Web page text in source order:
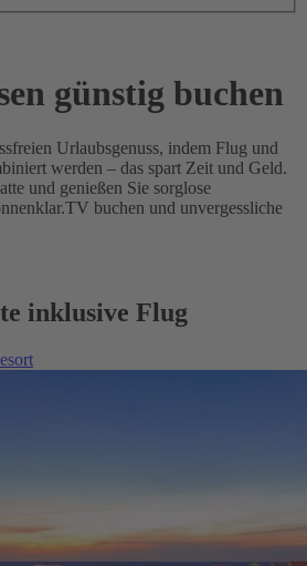
günstig buchen
Urlaubsgenuss, indem Flug und
werden – das spart Zeit und Geld.
und genießen Sie sorglose
buchen und unvergessliche
inklusive Flug